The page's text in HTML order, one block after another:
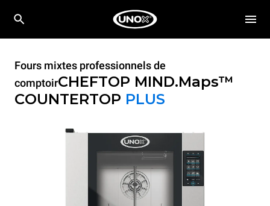
Fours mixtes professionnels de
comptoirCHEFTOP MIND.Maps™
COUNTERTOP PLUS